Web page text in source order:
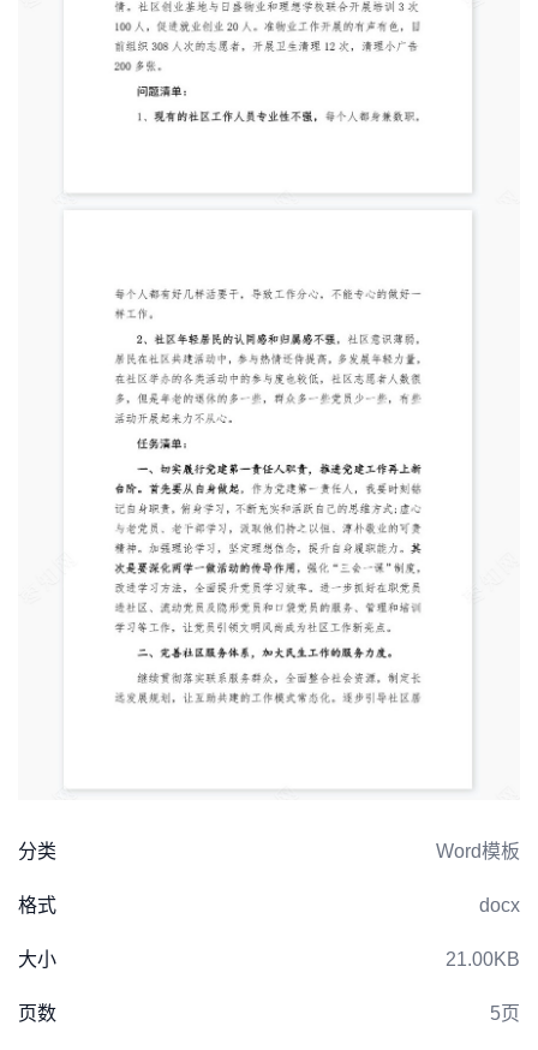
分类 Word模板
格式 docx
大小 21.00KB
页数 5页